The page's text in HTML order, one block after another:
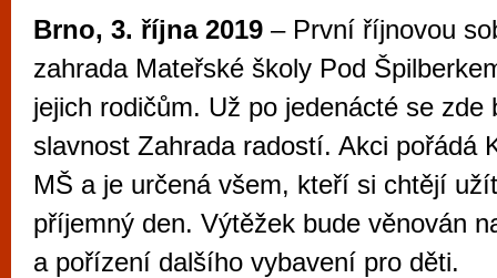
Brno, 3. října 2019 – První říjnovou
zahrada Mateřské školy Pod
jejich rodičům. Už po jedenácté se zde
slavnost Zahrada radostí. Akci pořádá
MŠ a je určená všem, kteří si chtějí
příjemný den. Výtěžek bude věnován
a pořízení dalšího vybavení pro děti.
Brno je
zajímavé
restaurace,
Mimo jiné je ale také místem, kde si
vyzkoušet různé kasinové hry. V
metropoli naleznete širokou nabídku her
po moderní automaty jak pro pravidelné
příležitostné hráče. V...